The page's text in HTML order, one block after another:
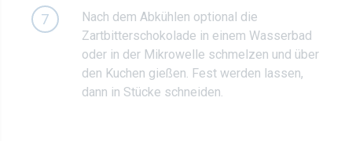
7
Nach dem Abkühlen optional die
Zartbitterschokolade in einem Wasserbad
oder in der Mikrowelle schmelzen und über
den Kuchen gießen. Fest werden lassen,
dann in Stücke schneiden.